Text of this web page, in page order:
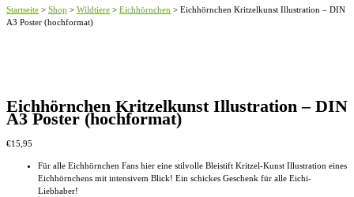
Startseite > Shop > Wildtiere > Eichhörnchen > Eichhörnchen Kritzelkunst Illustration – DIN
A3 Poster (hochformat)
Eichhörnchen Kritzelkunst Illustration – DIN
A3 Poster (hochformat)
€15,95
Für alle Eichhörnchen Fans hier eine stilvolle Bleistift Kritzel-Kunst Illustration eines
Eichhörnchens mit intensivem Blick! Ein schickes Geschenk für alle Eichi-
Liebhaber!